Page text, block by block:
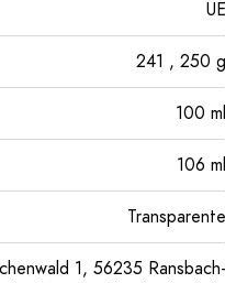
UE
241 , 250 g
100 ml
106 ml
Transparente
1, 56235 Ransbach-